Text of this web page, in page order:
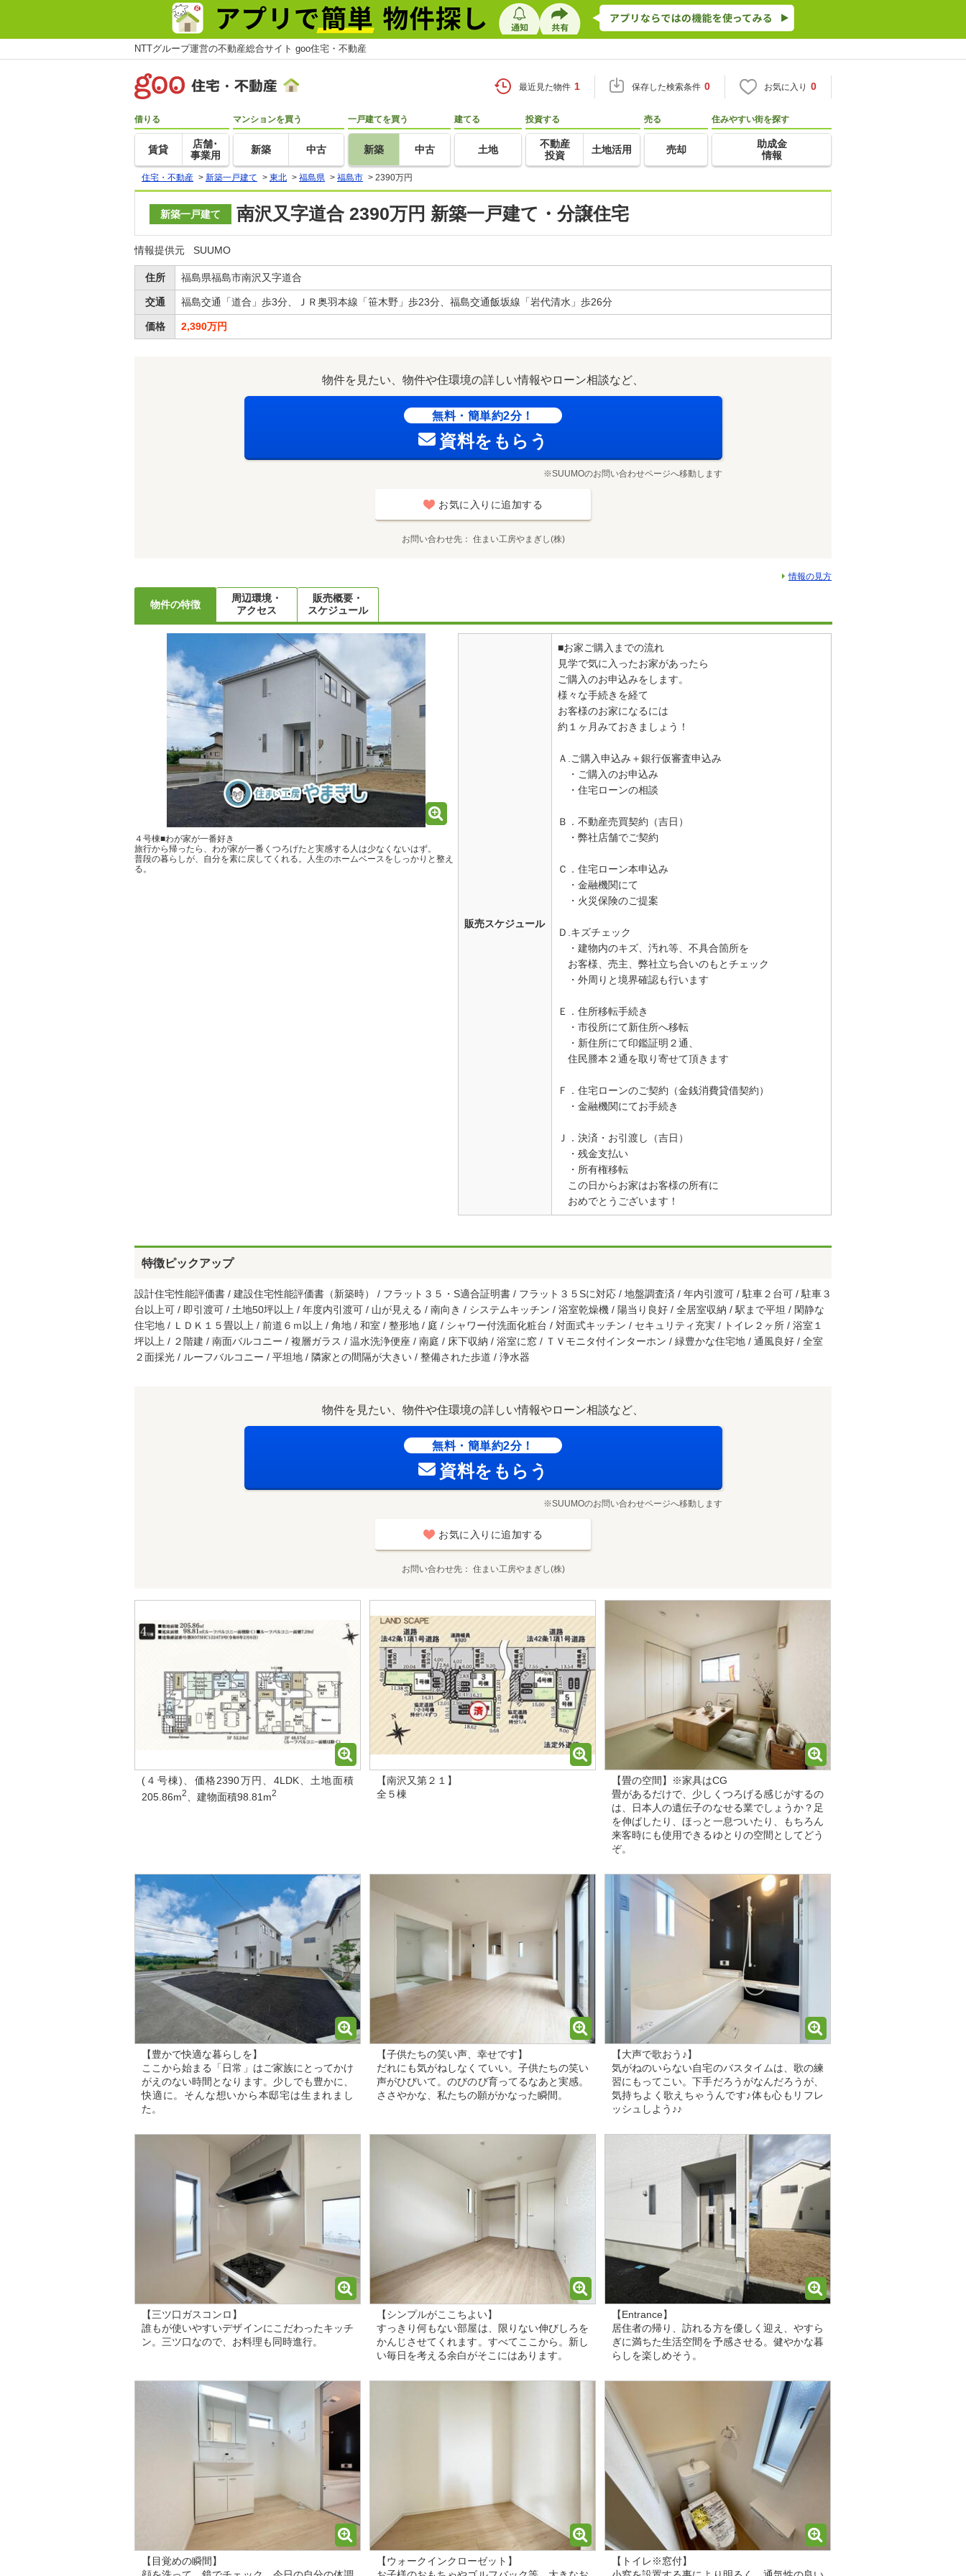
NTTグループ運営の不動産総合サイト goo住宅・不動産
最近見た物件 1 保存した検索条件 0 お気に入り 0
借りる
賃貸
店舗･
事業用
マンションを買う
新築 中古
一戸建てを買う
新築 中古
建てる
土地
投資する
不動産
投資
土地活用
売る
売却
住みやすい街を探す
助成金
情報
住宅・不動産 > 新築一戸建て > 東北 > 福島県 > 福島市 > 2390万円
新築一戸建て 南沢又字道合 2390万円 新築一戸建て・分譲住宅
情報提供元 SUUMO
住所 福島県福島市南沢又字道合
交通 福島交通「道合」歩3分、ＪＲ奥羽本線「笹木野」歩23分、福島交通飯坂線「岩代清水」歩26分
価格 2,390万円
物件を見たい、物件や住環境の詳しい情報やローン相談など、
無料・簡単約2分！
資料をもらう
※SUUMOのお問い合わせページへ移動します
お気に入りに追加する
お問い合わせ先 住まい工房やまぎし(株)
情報の見方
物件の特徴
周辺環境・
アクセス
販売概要・
スケジュール
４号棟■わが家が一番好き
旅行から帰ったら、わが家が一番くつろげたと実感する人は少なくないはず。
普段の暮らしが、自分を素に戻してくれる。人生のホームベースをしっかりと整え
る。
販売スケジュール
■お家ご購入までの流れ
見学で気に入ったお家があったら
ご購入のお申込みをします。
様々な手続きを経て
お客様のお家になるには
約１ヶ月みておきましょう！
Ａ.ご購入申込み＋銀行仮審査申込み
・ご購入のお申込み
・住宅ローンの相談
Ｂ．不動産売買契約（吉日）
・弊社店舗でご契約
Ｃ．住宅ローン本申込み
・金融機関にて
・火災保険のご提案
Ｄ.キズチェック
・建物内のキズ、汚れ等、不具合箇所を
お客様、売主、弊社立ち合いのもとチェック
・外周りと境界確認も行います
Ｅ．住所移転手続き
・市役所にて新住所へ移転
・新住所にて印鑑証明２通、
住民謄本２通を取り寄せて頂きます
Ｆ．住宅ローンのご契約（金銭消費貸借契約）
・金融機関にてお手続き
Ｊ．決済・お引渡し（吉日）
・残金支払い
・所有権移転
この日からお家はお客様の所有に
おめでとうございます！
特徴ピックアップ
設計住宅性能評価書 / 建設住宅性能評価書（新築時） / フラット３５・S適合証明書 / フラット３５Sに対応 / 地盤調査済 / 年内引渡可 / 駐車２台可 / 駐車３
台以上可 / 即引渡可 / 土地50坪以上 / 年度内引渡可 / 山が見える / 南向き / システムキッチン / 浴室乾燥機 / 陽当り良好 / 全居室収納 / 駅まで平坦 / 閑静な
住宅地 / ＬＤＫ１５畳以上 / 前道６ｍ以上 / 角地 / 和室 / 整形地 / 庭 / シャワー付洗面化粧台 / 対面式キッチン / セキュリティ充実 / トイレ２ヶ所 / 浴室１
坪以上 / ２階建 / 南面バルコニー / 複層ガラス / 温水洗浄便座 / 南庭 / 床下収納 / 浴室に窓 / ＴＶモニタ付インターホン / 緑豊かな住宅地 / 通風良好 / 全室
２面採光 / ルーフバルコニー / 平坦地 / 隣家との間隔が大きい / 整備された歩道 / 浄水器
物件を見たい、物件や住環境の詳しい情報やローン相談など、
無料・簡単約2分！
資料をもらう
※SUUMOのお問い合わせページへ移動します
お気に入りに追加する
お問い合わせ先 住まい工房やまぎし(株)
(４号棟)、価格2390万円、4LDK、土地面積
205.86m2 、建物面積98.81m2
【南沢又第２１】
全５棟
【畳の空間】※家具はCG
畳があるだけで、少しくつろげる感じがするの
は、日本人の遺伝子のなせる業でしょうか？足
を伸ばしたり、ほっと一息ついたり、もちろん
来客時にも使用できるゆとりの空間としてどう
ぞ。
【豊かで快適な暮らしを】
ここから始まる「日常」はご家族にとってかけ
がえのない時間となります。少しでも豊かに、
快適に。そんな想いから本邸宅は生まれまし
た。
【子供たちの笑い声、幸せです】
だれにも気がねしなくていい。子供たちの笑い
声がひびいて。のびのび育ってるなあと実感。
ささやかな、私たちの願がかなった瞬間。
【大声で歌おう♪】
気がねのいらない自宅のバスタイムは、歌の練
習にもってこい。下手だろうがなんだろうが、
気持ちよく歌えちゃうんです♪体も心もリフレ
ッシュしよう♪♪
【三ツ口ガスコンロ】
誰もが使いやすいデザインにこだわったキッチ
ン。三ツ口なので、お料理も同時進行。
【シンプルがここちよい】
すっきり何もない部屋は、限りない伸びしろを
かんじさせてくれます。すべてここから。新し
い毎日を考える余白がそこにはあります。
【Entrance】
居住者の帰り、訪れる方を優しく迎え、やすら
ぎに満ちた生活空間を予感させる。健やかな暮
らしを楽しめそう。
【目覚めの瞬間】
【ウォークインクローゼット】
【トイレ※窓付】